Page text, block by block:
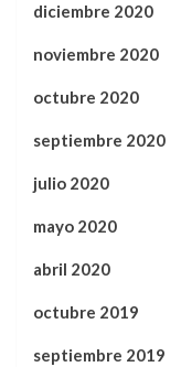
diciembre 2020
noviembre 2020
octubre 2020
septiembre 2020
julio 2020
mayo 2020
abril 2020
octubre 2019
septiembre 2019